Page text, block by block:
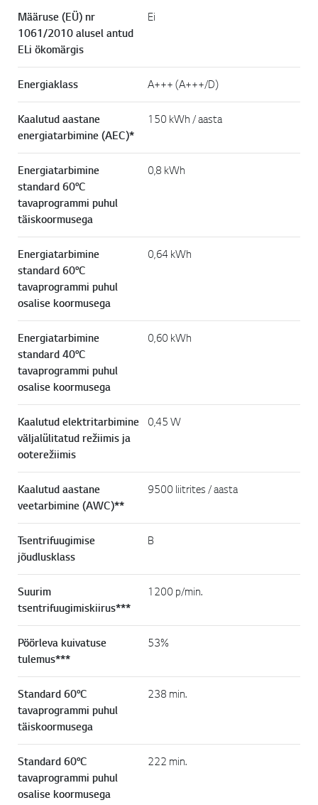
Määruse (EÜ) nr
1061/2010 alusel antud
ELi ökomärgis
Ei
Energiaklass A+++ (A+++/D)
Kaalutud aastane
energiatarbimine (AEC)*
150 kWh / aasta
Energiatarbimine
standard 60°C
tavaprogrammi puhul
täiskoormusega
0,8 kWh
Energiatarbimine
standard 60°C
tavaprogrammi puhul
osalise koormusega
0,64 kWh
Energiatarbimine
standard 40°C
tavaprogrammi puhul
osalise koormusega
0,60 kWh
Kaalutud elektritarbimine
väljalülitatud režiimis ja
ooterežiimis
0,45 W
Kaalutud aastane
veetarbimine (AWC)**
9500 liitrites / aasta
Tsentrifuugimise
jõudlusklass
B
Suurim
tsentrifuugimiskiirus***
1200 p/min.
Pöörleva kuivatuse
tulemus***
53%
Standard 60°C
tavaprogrammi puhul
täiskoormusega
238 min.
Standard 60°C
tavaprogrammi puhul
osalise koormusega
222 min.